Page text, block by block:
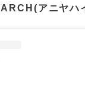
アニヤハ